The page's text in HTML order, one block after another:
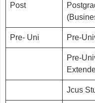
Post
Pre- Uni Pre-
Pre-
Jcus